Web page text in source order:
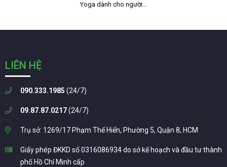
Yoga dành cho người…
LIÊN HỆ
090.333.1985 (24/7)
09.87.87.0217(24/7)
Trụ sở: 1269/17 Phạm Thế Hiển, Phường 5, Quận 8, HCM
Giấy phép ĐKKD số 0316086934 do sở kế hoạch và đầu tư thành
phố Hồ Chí Minh cấp